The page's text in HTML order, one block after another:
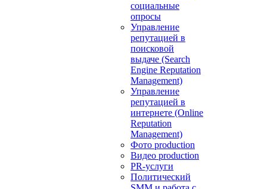
социальные
опросы
Управление
репутацией в
поисковой
выдаче (Search
Engine Reputation
Management)
Управление
репутацией в
интернете (Online
Reputation
Management)
Фото production
Видео production
PR-услуги
Политический